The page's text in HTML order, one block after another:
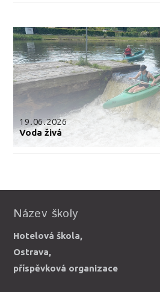
19.06.2026
Voda živá
Název školy
Hotelová škola,
Ostrava,
příspěvková organizace